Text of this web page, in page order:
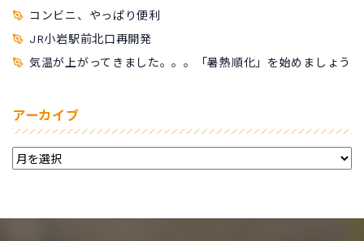
コンビニ、やっぱり便利
JR小岩駅前北口再開発
気温が上がってきました。。。「暑熱順化」を始めましょう
アーカイブ